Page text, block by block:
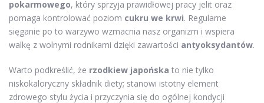
pokarmowego, który sprzyja prawidłowej pracy jelit oraz
pomaga kontrolować poziom cukru we krwi. Regularne
sięganie po to warzywo wzmacnia nasz organizm i wspiera
walkę z wolnymi rodnikami dzięki zawartości antyoksydantów.
Warto podkreślić, że rzodkiew japońska to nie tylko
niskokaloryczny składnik diety; stanowi istotny element
zdrowego stylu życia i przyczynia się do ogólnej kondycji